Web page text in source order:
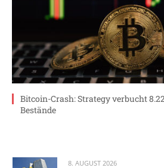
Bitcoin-Crash: Strategy verbucht
Bestände
8. AUGUST 2026